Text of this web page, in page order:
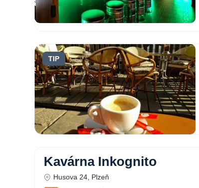
TIP
Kavárna Inkognito
Husova 24, Plzeň